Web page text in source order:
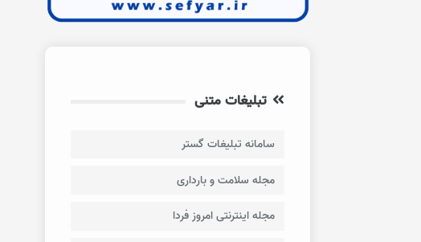
تبلیغات متنی
سامانه تبلیغات گستر
مجله سلامت و بارداری
مجله اینترنتی امروز فردا